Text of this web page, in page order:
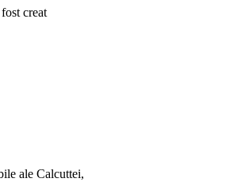
creat
ale Calcuttei,